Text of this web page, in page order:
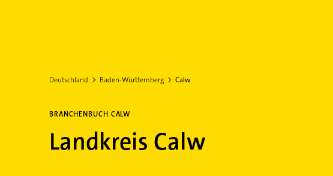
Deutschland Baden-Württemberg Calw
BRANCHENBUCH CALW
Landkreis Calw